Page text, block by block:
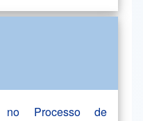
no Processo de